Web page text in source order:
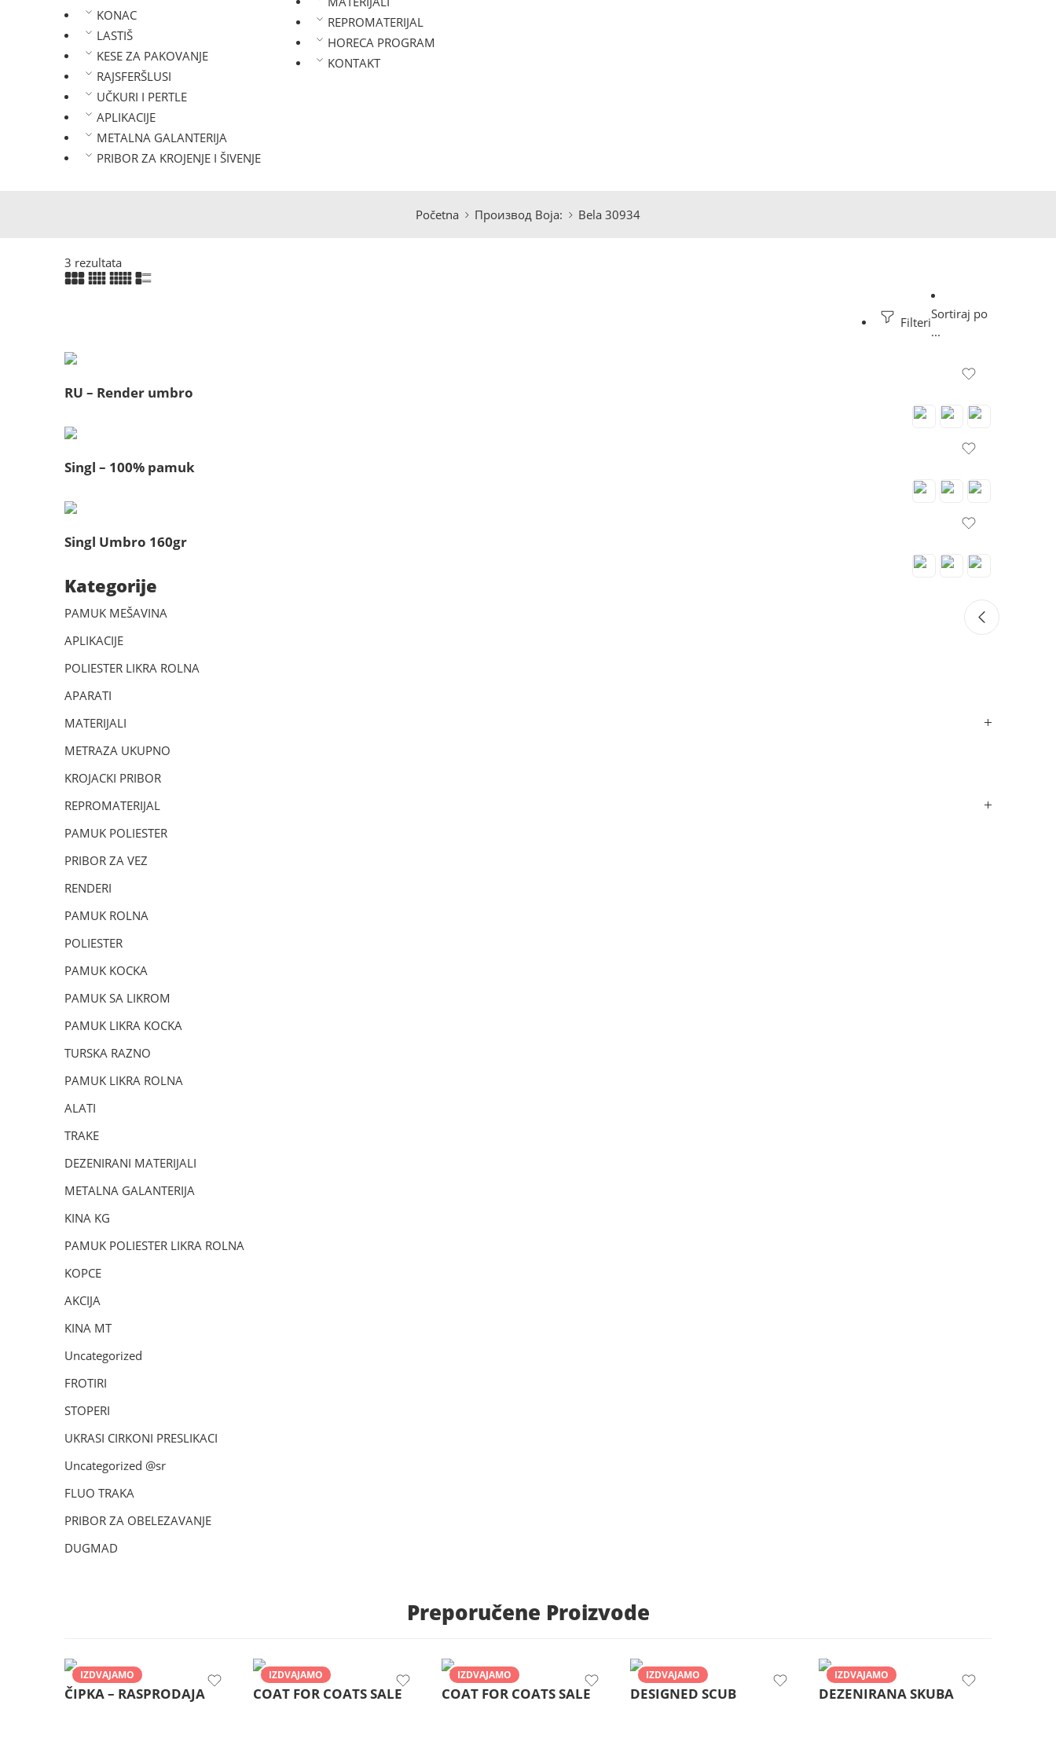
KONAC
LASTIŠ
KESE ZA PAKOVANJE
RAJSFERŠLUSI
UČKURI I PERTLE
APLIKACIJE
METALNA GALANTERIJA
PRIBOR ZA KROJENJE I ŠIVENJE
REPROMATERIJAL
HORECA PROGRAM
KONTAKT
Početna Производ Boja: Bela 30934
3 rezultata
Filteri
Sortiraj po
...
RU – Render umbro
Singl – 100% pamuk
Singl Umbro 160gr
Kategorije
PAMUK MEŠAVINA
APLIKACIJE
POLIESTER LIKRA ROLNA
APARATI
MATERIJALI
METRAZA UKUPNO
KROJACKI PRIBOR
REPROMATERIJAL
PAMUK POLIESTER
PRIBOR ZA VEZ
RENDERI
PAMUK ROLNA
POLIESTER
PAMUK KOCKA
PAMUK SA LIKROM
PAMUK LIKRA KOCKA
TURSKA RAZNO
PAMUK LIKRA ROLNA
ALATI
TRAKE
DEZENIRANI MATERIJALI
METALNA GALANTERIJA
KINA KG
PAMUK POLIESTER LIKRA ROLNA
KOPCE
AKCIJA
KINA MT
Uncategorized
FROTIRI
STOPERI
UKRASI CIRKONI PRESLIKACI
Uncategorized @sr
FLUO TRAKA
PRIBOR ZA OBELEZAVANJE
DUGMAD
Preporučene Proizvode
IZDVAJAMO
ČIPKA – RASPRODAJA
IZDVAJAMO
COAT FOR COATS SALE
IZDVAJAMO
COAT FOR COATS SALE
IZDVAJAMO
DESIGNED SCUB
IZDVAJAMO
DEZENIRANA SKUBA